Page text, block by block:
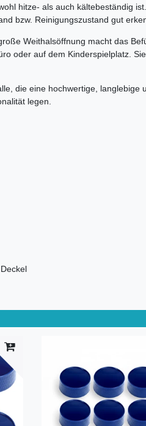
hitze- als auch kältebeständig
bzw. Reinigungszustand gut
Weithalsöffnung macht das
oder auf dem Kinderspielplatz.
die eine hochwertige,
legen.